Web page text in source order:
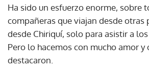
Ha sido un esfuerzo enorme, sobre
compañeras que viajan desde otras
desde Chiriquí, solo para asistir a
Pero lo hacemos con mucho amor y
destacaron.